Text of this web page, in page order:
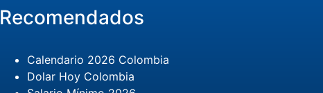
Recomendados
Calendario 2026 Colombia
Dolar Hoy Colombia